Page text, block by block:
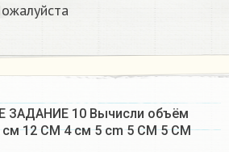
10 Вычисли объём
12 CM 4 см 5 cm 5 CM 5 CM​